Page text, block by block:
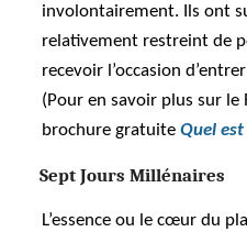
involontairement. Ils ont
relativement restreint de
recevoir l’occasion
(Pour en savoir plus sur le
brochure gratuiteQuel
Sept Jours Millénaires
L’essence ou le cœur du